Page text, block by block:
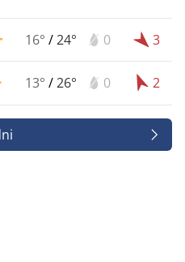
16° /24° 0 3
13° /26° 0 2